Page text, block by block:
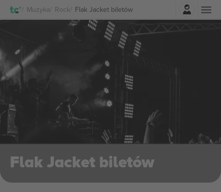
Muzyka Rock Flak Jacket biletówZaloguj sie
Flak Jacket biletów